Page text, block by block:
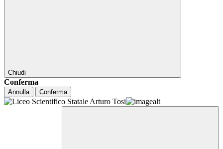
Chiudi
Conferma
Annulla Conferma